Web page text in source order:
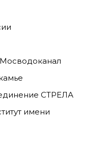
СТРЕЛА
имени